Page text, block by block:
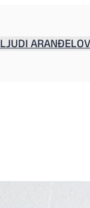
LJUDI